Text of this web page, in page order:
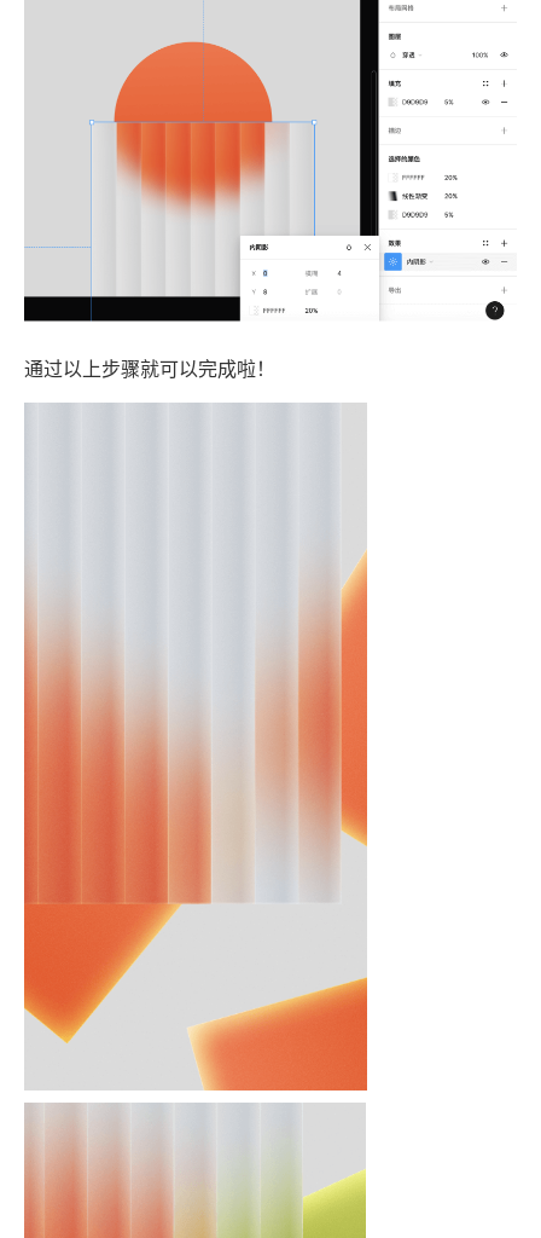
通过以上步骤就可以完成啦！